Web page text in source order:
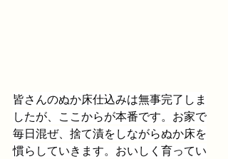
皆さんのぬか床仕込みは無事完了しま
したが、ここからが本番です。お家で
毎日混ぜ、捨て漬をしながらぬか床を
慣らしていきます。おいしく育ってい